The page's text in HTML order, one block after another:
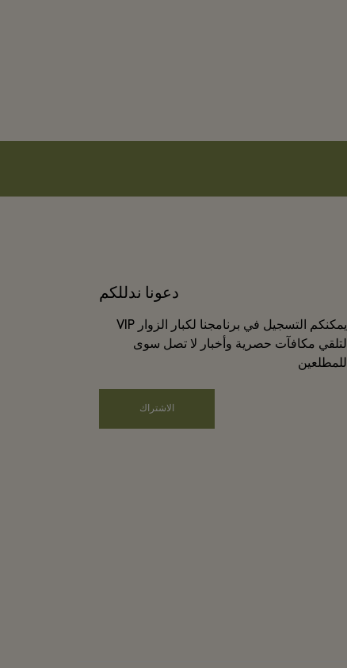
دعونا ندللكم
يمكنكم التسجيل في برنامجنا لكبار الزوار VIP
لتلقي مكافآت حصرية وأخبار لا تصل سوى
للمطلعين
الاشتراك